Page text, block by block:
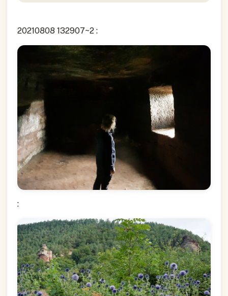
20210808 132907~2 :
: